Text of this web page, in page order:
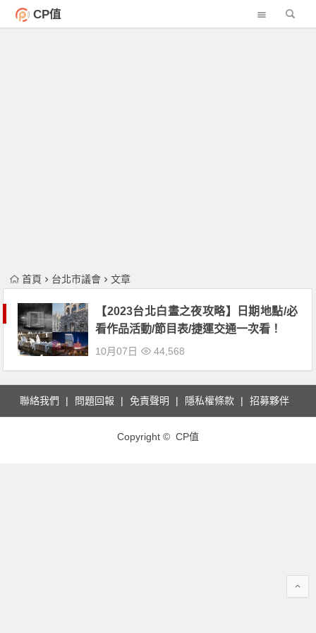
CP值
首頁 台北市議會 文章
【2023台北白晝之夜攻略】日期地點/必
看作品活動/節目表/捷運交通一次看！
10月07日 44,568
聯絡我們 問題回報 免責聲明 隱私權條款 招募夥伴
Copyright © CP值